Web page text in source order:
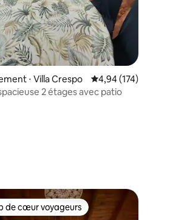
la base de 105 commentaires : 4,98 sur 5
⋅ Villa Crespo Évaluation moyenne
4,94 (174)
2 étages avec patio
cœur voyageurs les plus appréciés
de cœur voyageurs